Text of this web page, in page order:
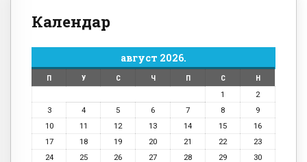
Календар
август 2026.
П У С Ч П С
Н
1
2
3
4 5 6 7 8
9
10
11 12 13 14 15
16
17
18 19 20 21 22
23
24
25 26 27 28 29
30